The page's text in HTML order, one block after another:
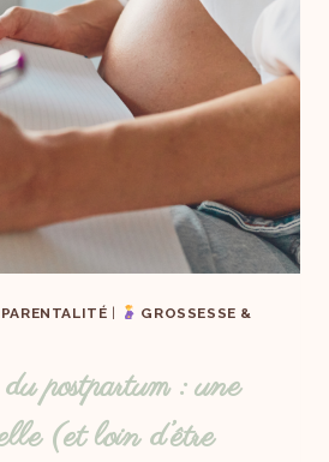
|
GROSSESSE &
postpartum : une
(et loin d’être